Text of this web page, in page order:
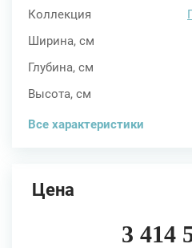
Коллекция
Ширина, см
Глубина, см
Высота, см
Все характеристики
Цена
3 414